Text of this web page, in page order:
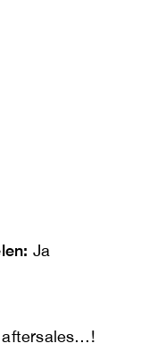
Ja
aftersales…!